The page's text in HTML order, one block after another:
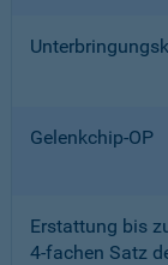
Gelenkchip-OP
Erstattung bis
4-fachen Satz